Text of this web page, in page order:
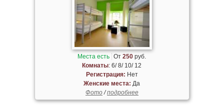
Места есть От250 руб.
Комнаты: 6/ 8/ 10/ 12
Регистрация: Нет
Женские места: Да
Фото/подробнее